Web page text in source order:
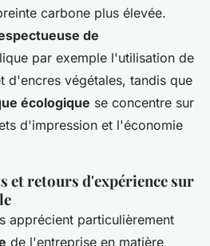
carbone plus élevée.
de
par exemple l'utilisation de
d'encres végétales, tandis que
écologique se concentre sur
d'impression et l'économie
et retours d'expérience sur
apprécient particulièrement
de l'entreprise en matière